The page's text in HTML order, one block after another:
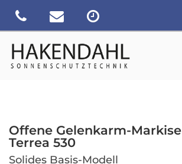
Offene Gelenkarm-Markise
Terrea 530
Solides Basis-Modell